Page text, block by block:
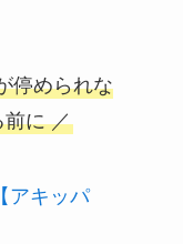
停められな
に ／
アキッパ